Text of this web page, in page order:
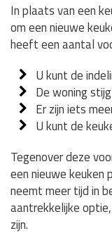
In plaats van een
om een nieuwe
heeft een aantal
U kunt de
De woning
Er zijn iets
U kunt de
Tegenover deze
een nieuwe keuken
neemt meer tijd in
aantrekkelijke
zijn.